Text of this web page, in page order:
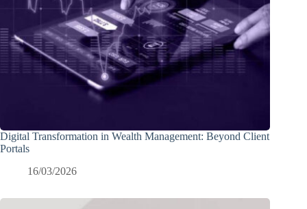
Digital Transformation in Wealth Management: Beyond Client
Portals
16/03/2026